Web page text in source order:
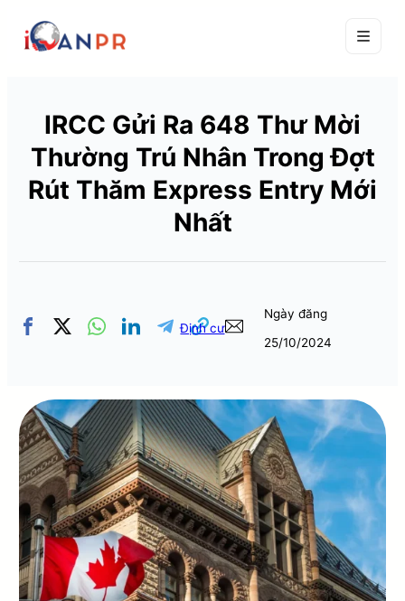
IRCC Gửi Ra 648 Thư Mời
Thường Trú Nhân Trong Đợt
Rút Thăm Express Entry Mới
Nhất
Định cư
Ngày đăng
25/10/2024